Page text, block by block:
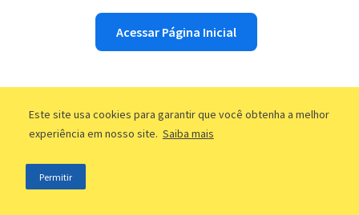
Este site usa cookies para garantir que você obtenha a melhor
experiência em nosso site. Saiba mais
Permitir
Acessar Página Inicial